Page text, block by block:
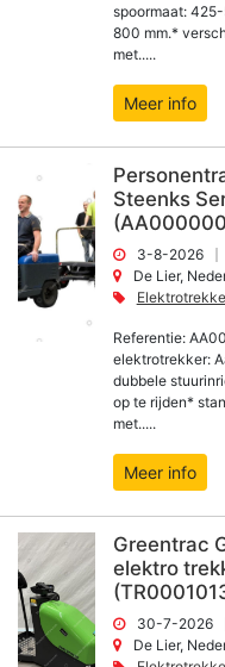
spoormaat:
800 mm.*
met.....
Meer info
Steenks
3-8-2026
De Lier,
Referentie:
elektrotrekker:
dubbele
op te rijden*
met.....
Meer info
Greentrac
elektro
30-7-2026
De Lier,